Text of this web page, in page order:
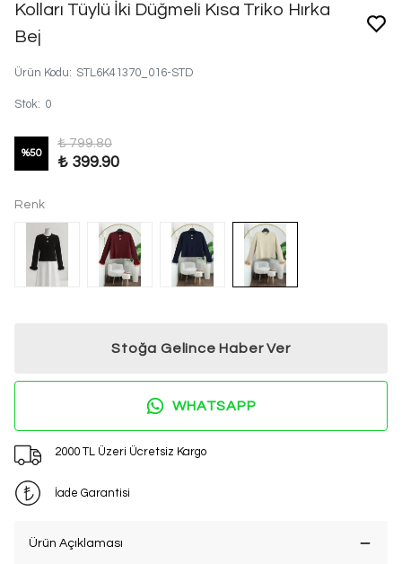
Kolları Tüylü İki Düğmeli Kısa Triko Hırka
Bej
Ürün Kodu: STL6K41370_016-STD
Stok: 0
%50
₺ 799.80
₺ 399.90
Renk
Stoğa Gelince Haber Ver
WHATSAPP
2000 TL Üzeri Ücretsiz Kargo
İade Garantisi
Ürün Açıklaması